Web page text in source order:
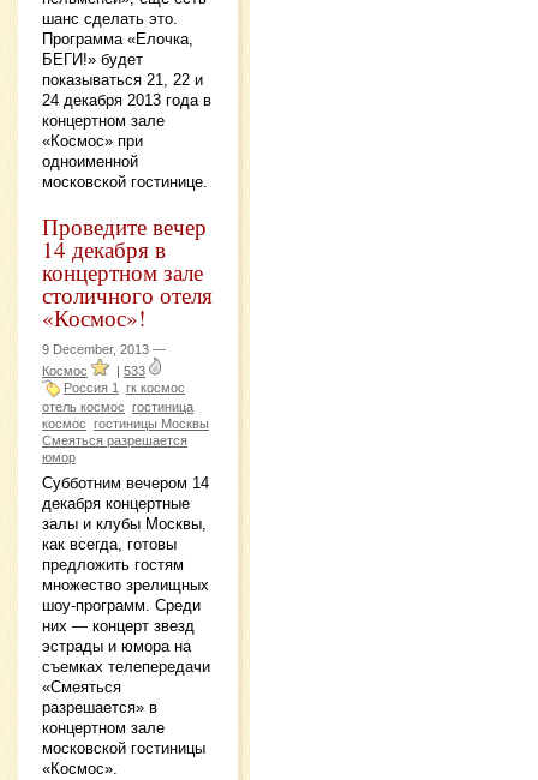
шанс сделать это.
Программа «Елочка,
БЕГИ!» будет
показываться 21, 22 и
24 декабря 2013 года в
концертном зале
«Космос» при
одноименной
московской гостинице.
Проведите вечер
14 декабря в
концертном зале
столичного отеля
«Космос»!
9 December, 2013 —
Космос
| 533
Россия 1
гк космос
отель космос гостиница
космос гостиницы Москвы
Смеяться разрешается
юмор
Субботним вечером 14
декабря концертные
залы и клубы Москвы,
как всегда, готовы
предложить гостям
множество зрелищных
шоу-программ. Среди
них — концерт звезд
эстрады и юмора на
съемках телепередачи
«Смеяться
разрешается» в
концертном зале
московской гостиницы
«Космос».